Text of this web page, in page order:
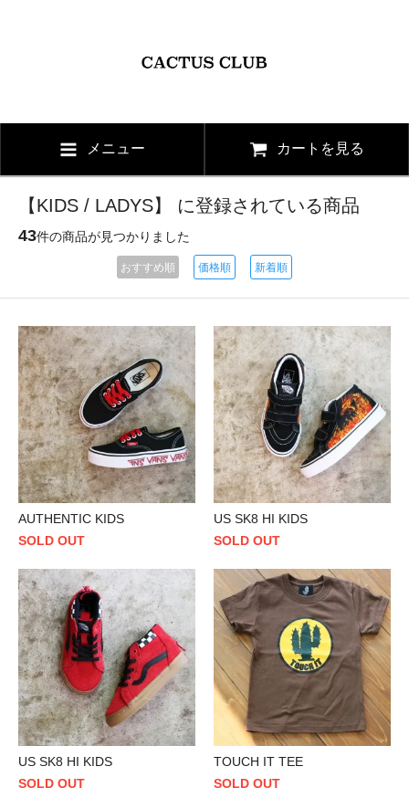
メニュー カートを見る
【KIDS / LADYS】 に登録されている商品
43件の商品が見つかりました
おすすめ順 価格順 新着順
AUTHENTIC KIDS
SOLD OUT
US SK8 HI KIDS
SOLD OUT
US SK8 HI KIDS
SOLD OUT
TOUCH IT TEE
SOLD OUT